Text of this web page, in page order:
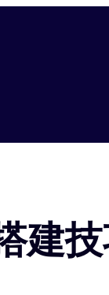
建